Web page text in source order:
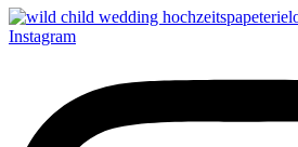
Instagram